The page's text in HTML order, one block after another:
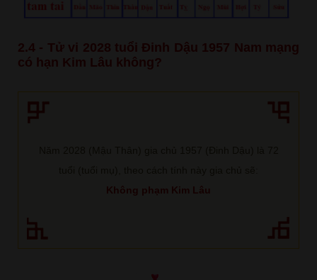
2.4 - Tử vi 2028 tuổi Đinh Dậu 1957 Nam mạng
có hạn Kim Lâu không?
Không phạm Kim Lâu